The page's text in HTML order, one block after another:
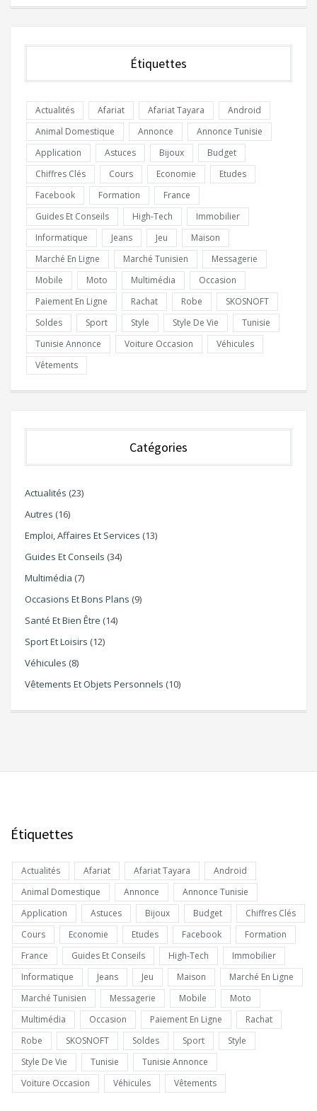
Étiquettes
Actualités Afariat Afariat Tayara
Android
Animal Domestique
Annonce
Annonce Tunisie
Application
Astuces Bijoux
Budget
Chiffres Clés
Cours Economie
Etudes
Facebook
Formation
France
Guides Et Conseils
High-Tech
Immobilier
Informatique
Jeans Jeu
Maison
Marché En Ligne
Marché Tunisien
Messagerie
Mobile
Moto Multimédia
Occasion
Paiement En Ligne
Rachat Robe
SKOSNOFT
Soldes
Sport Style Style De Vie
Tunisie
Tunisie Annonce
Voiture Occasion
Véhicules
Vêtements
Catégories
Actualités (23)
Autres (16)
Emploi, Affaires Et Services (13)
Guides Et Conseils (34)
Multimédia (7)
Occasions Et Bons Plans (9)
Santé Et Bien Être (14)
Sport Et Loisirs (12)
Véhicules (8)
Vêtements Et Objets Personnels (10)
Étiquettes
Actualités Afariat Afariat Tayara
Android
Animal Domestique
Annonce
Annonce Tunisie
Application
Astuces Bijoux Budget
Chiffres Clés
Cours
Economie Etudes Facebook
Formation
France
Guides Et Conseils High-Tech
Immobilier
Informatique
Jeans Jeu Maison
Marché En Ligne
Marché Tunisien
Messagerie Mobile
Moto
Multimédia
Occasion Paiement En Ligne
Rachat
Robe
SKOSNOFT Soldes Sport
Style
Style De Vie
Tunisie
Tunisie Annonce
Voiture Occasion
Véhicules Vêtements